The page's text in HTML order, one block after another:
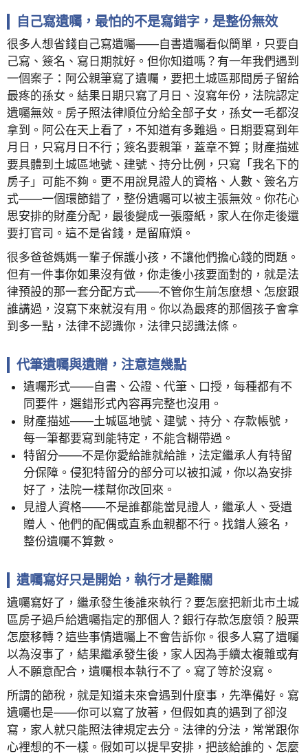
自己寫遺囑，最怕的不是寫錯字，是整份無效
很多人想省錢自己寫遺囑——自書遺囑看似簡單，只要自
己寫、簽名、寫日期就好。但你知道嗎？有一年我們遇到
一個案子：阿公親筆寫了遺囑，要把土城區那間房子留給
最疼的孫女。結果日期只寫了月日、沒寫年份，法院認定
遺囑無效。房子照法律順位分給全部子女，孫女一毛都沒
拿到。阿公在天上看了，不知道有多難過。日期要寫到年
月日，只寫月日不行；簽名要親筆，蓋章不算；財產描述
要具體到土城區地號、建號、持分比例，只寫「我名下的
房子」可能不夠。更不用說見證人的資格、人數、簽名方
式——一個環節錯了，整份遺囑可以被主張無效。你花心
思安排的財產分配，最後變成一張廢紙，家人在你走後還
要打官司。這不是省錢，是留麻煩。
很多爸爸媽媽一輩子保護小孩，不讓他們擔心錢的問題。
但有一件事你如果沒有做，你走後小孩要面對的，就是法
律預設的那一套分配方式——不管你生前怎麼想、怎麼跟
誰講過，沒寫下來就沒有用。你以為最疼的那個孩子會拿
到多一點，法律不認識你，法律只認識法條。
代筆遺囑與遺贈，注意這幾點
遺囑形式——自書、公證、代筆、口授，每種都有不
同要件，選錯形式內容再完整也沒用。
財產描述——土城區地號、建號、持分、存款帳號，
每一筆都要寫到能特定，不能含糊帶過。
特留分——不是你愛給誰就給誰，法定繼承人有特留
分保障。侵犯特留分的部分可以被扣減，你以為安排
好了，法院一樣幫你改回來。
見證人資格——不是誰都能當見證人，繼承人、受遺
贈人、他們的配偶或直系血親都不行。找錯人簽名，
整份遺囑不算數。
遺囑寫好只是開始，執行才是難關
遺囑寫好了，繼承發生後誰來執行？要怎麼把新北市土城
區房子過戶給遺囑指定的那個人？銀行存款怎麼領？股票
怎麼移轉？這些事情遺囑上不會告訴你。很多人寫了遺囑
以為沒事了，結果繼承發生後，家人因為手續太複雜或有
人不願意配合，遺囑根本執行不了。寫了等於沒寫。
所謂的節稅，就是知道未來會遇到什麼事，先準備好。寫
遺囑也是——你可以寫了放著，但假如真的遇到了卻沒
寫，家人就只能照法律規定去分。法律的分法，常常跟你
心裡想的不一樣。假如可以提早安排，把該給誰的、怎麼